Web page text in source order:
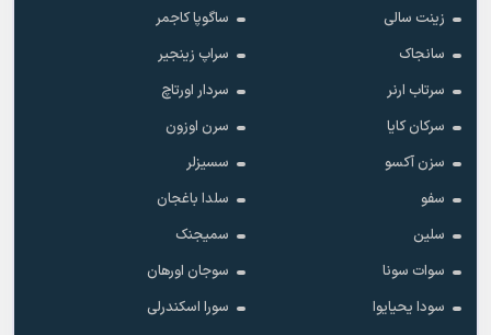
زینت سالی
ساگوپا کاجمر
سانجاک
سراپ زینجیر
سرتاب ارنر
سردار اورتاچ
سرکان کایا
سرن اوزون
سزن آکسو
سسیزلر
سفو
سلدا باغجان
سلین
سمیجنک
سوات سونا
سوجان اورهان
سودا یحیایوا
سورا اسکندرلی